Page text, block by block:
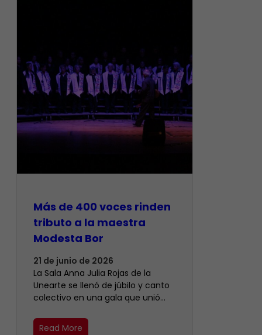
Más de 400 voces rinden
tributo a la maestra
Modesta Bor
21 de junio de 2026
​La Sala Anna Julia Rojas de la
Unearte se llenó de júbilo y canto
colectivo en una gala que unió…
Read More